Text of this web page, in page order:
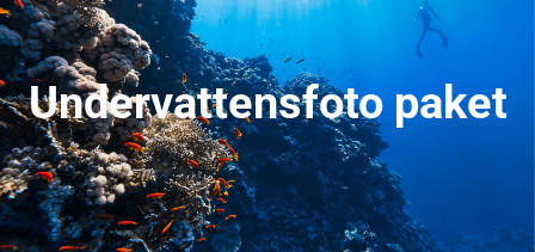
Undervattensfoto paket